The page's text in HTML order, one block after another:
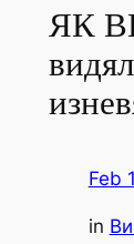
ЯК
Feb
in